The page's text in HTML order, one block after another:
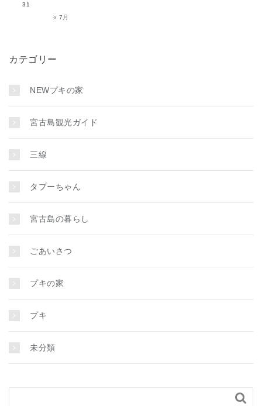
« 7月
31
カテゴリー
NEWプキの家
宮古島観光ガイド
三線
タプーちゃん
宮古島の暮らし
ごあいさつ
プキの家
プキ
未分類
